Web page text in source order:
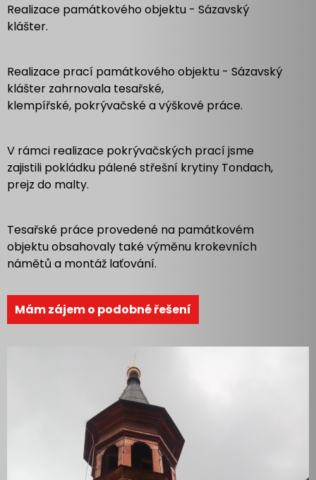
Realizace památkového objektu - Sázavský
klášter.
Realizace prací památkového objektu - Sázavský
klášter zahrnovala tesařské,
klempířské, pokrývačské a výškové práce.
V rámci realizace pokrývačských prací jsme
zajistili pokládku pálené střešní krytiny Tondach,
prejz do malty.
Tesařské práce provedené na památkovém
objektu obsahovaly také výměnu krokevních
námětů a montáž laťování.
Mám zájem o podobné řešení